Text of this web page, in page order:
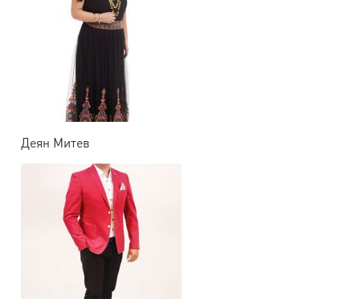
Деян Митев